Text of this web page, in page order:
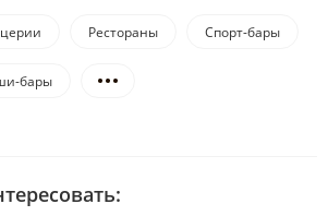
Рестораны Спорт-бары
бары